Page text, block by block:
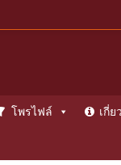
โพรไฟล์ เกี่ย